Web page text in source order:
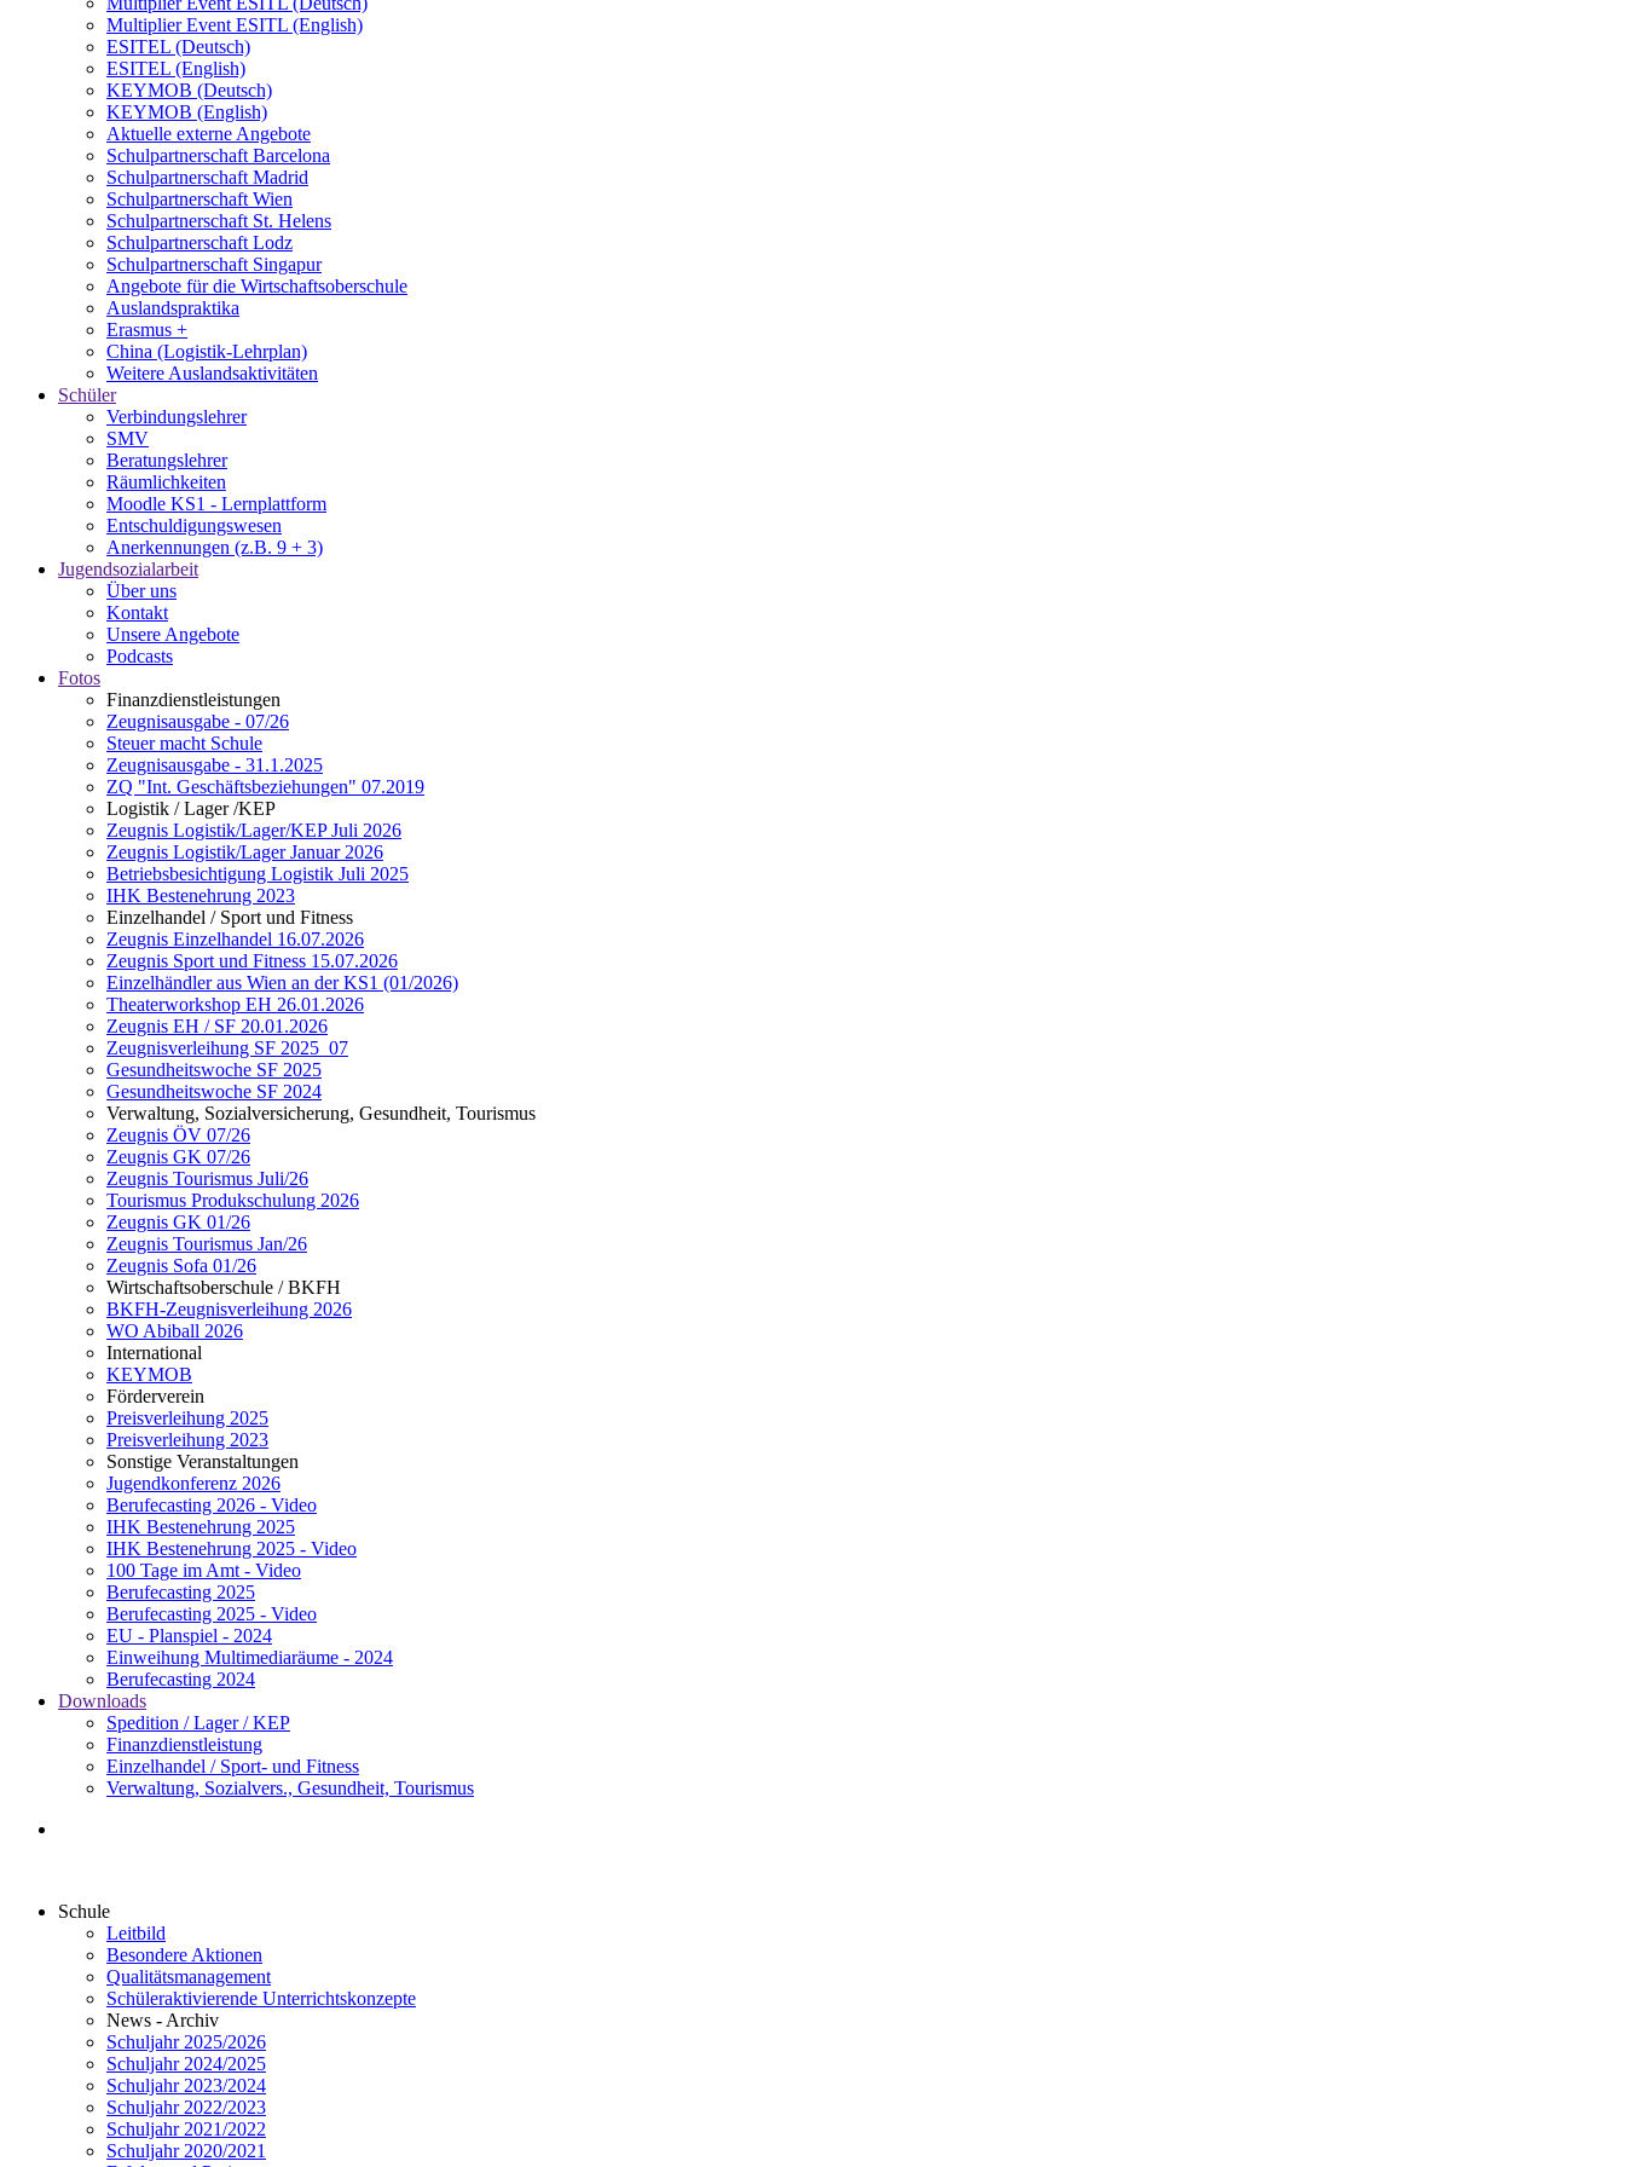
Multiplier Event ESITL (English)
ESITEL (Deutsch)
ESITEL (English)
KEYMOB (Deutsch)
KEYMOB (English)
Aktuelle externe Angebote
Schulpartnerschaft Barcelona
Schulpartnerschaft Madrid
Schulpartnerschaft Wien
Schulpartnerschaft St. Helens
Schulpartnerschaft Lodz
Schulpartnerschaft Singapur
Angebote für die Wirtschaftsoberschule
Auslandspraktika
Erasmus +
China (Logistik-Lehrplan)
Weitere Auslandsaktivitäten
Schüler
Verbindungslehrer
SMV
Beratungslehrer
Räumlichkeiten
Moodle KS1 - Lernplattform
Entschuldigungswesen
Anerkennungen (z.B. 9 + 3)
Jugendsozialarbeit
Über uns
Kontakt
Unsere Angebote
Podcasts
Fotos
Finanzdienstleistungen
Zeugnisausgabe - 07/26
Steuer macht Schule
Zeugnisausgabe - 31.1.2025
ZQ "Int. Geschäftsbeziehungen" 07.2019
Logistik / Lager /KEP
Zeugnis Logistik/Lager/KEP Juli 2026
Zeugnis Logistik/Lager Januar 2026
Betriebsbesichtigung Logistik Juli 2025
IHK Bestenehrung 2023
Einzelhandel / Sport und Fitness
Zeugnis Einzelhandel 16.07.2026
Zeugnis Sport und Fitness 15.07.2026
Einzelhändler aus Wien an der KS1 (01/2026)
Theaterworkshop EH 26.01.2026
Zeugnis EH / SF 20.01.2026
Zeugnisverleihung SF 2025_07
Gesundheitswoche SF 2025
Gesundheitswoche SF 2024
Verwaltung, Sozialversicherung, Gesundheit, Tourismus
Zeugnis ÖV 07/26
Zeugnis GK 07/26
Zeugnis Tourismus Juli/26
Tourismus Produkschulung 2026
Zeugnis GK 01/26
Zeugnis Tourismus Jan/26
Zeugnis Sofa 01/26
Wirtschaftsoberschule / BKFH
BKFH-Zeugnisverleihung 2026
WO Abiball 2026
International
KEYMOB
Förderverein
Preisverleihung 2025
Preisverleihung 2023
Sonstige Veranstaltungen
Jugendkonferenz 2026
Berufecasting 2026 - Video
IHK Bestenehrung 2025
IHK Bestenehrung 2025 - Video
100 Tage im Amt - Video
Berufecasting 2025
Berufecasting 2025 - Video
EU - Planspiel - 2024
Einweihung Multimediaräume - 2024
Berufecasting 2024
Downloads
Spedition / Lager / KEP
Finanzdienstleistung
Einzelhandel / Sport- und Fitness
Verwaltung, Sozialvers., Gesundheit, Tourismus
Schule
Leitbild
Besondere Aktionen
Qualitätsmanagement
Schüleraktivierende Unterrichtskonzepte
News - Archiv
Schuljahr 2025/2026
Schuljahr 2024/2025
Schuljahr 2023/2024
Schuljahr 2022/2023
Schuljahr 2021/2022
Schuljahr 2020/2021